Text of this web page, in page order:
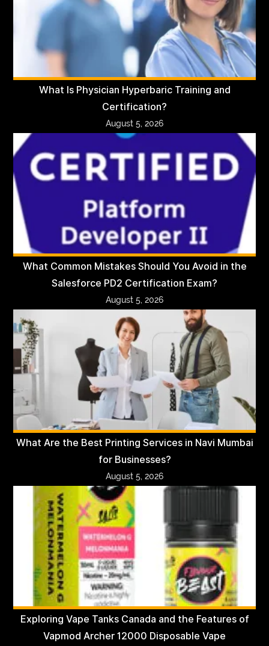
What Is Physician Hyperbaric Training and
Certification?
August 5, 2026
What Common Mistakes Should You Avoid in the
Salesforce PD2 Certification Exam?
August 5, 2026
What Are the Best Printing Services in Navi Mumbai
for Businesses?
August 5, 2026
Exploring Vape Tanks Canada and the Features of
Vapmod Archer 12000 Disposable Vape